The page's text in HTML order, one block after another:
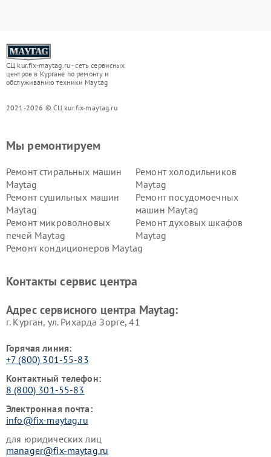
СЦ kur.fix-maytag.ru - сеть сервисных
центров в Кургане по ремонту и
обслуживанию техники Maytag
2021-2026 © СЦ kur.fix-maytag.ru
Мы ремонтируем
Ремонт стиральных машин
Maytag
Ремонт холодильников
Maytag
Ремонт сушильных машин
Maytag
Ремонт посудомоечных
машин Maytag
Ремонт микроволновых
печей Maytag
Ремонт духовых шкафов
Maytag
Ремонт кондиционеров Maytag
Контакты сервис центра
Адрес сервисного центра Maytag:
г. Курган, ул. Рихарда Зорге, 41
Горячая линия:
+7 (800) 301-55-83
Контактный телефон:
8 (800) 301-55-83
Электронная почта:
info@fix-maytag.ru
для юридических лиц
manager@fix-maytag.ru